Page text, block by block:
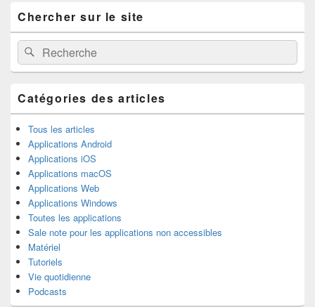
principale
de
widget
pour
la
latérale
Chercher sur le site
Recherche :Rechercher
Catégories des articles
Tous les articles
Applications Android
Applications iOS
Applications macOS
Applications Web
Applications Windows
Toutes les applications
Sale note pour les applications non accessibles
Matériel
Tutoriels
Vie quotidienne
Podcasts